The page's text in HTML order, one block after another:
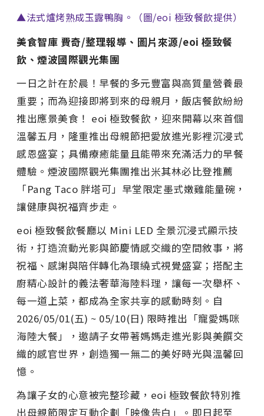
▲法式爐烤熟成玉露鴨胸。（圖/eoi 極致餐飲提供）
美食智庫 費奇/整理報導、圖片來源/eoi 極致餐
飲、煙波國際觀光集團
一日之計在於晨！早餐的多元豐富與高質量營養最
重要；而為迎接即將到來的母親月，飯店餐飲紛紛
推出應景美食！ eoi 極致餐飲，迎來開幕以來首個
溫馨五月，隆重推出母親節把愛放進光影裡沉浸式
感恩盛宴；具備療癒能量且能帶來充滿活力的早餐
體驗。煙波國際觀光集團推出米其林必比登推薦
「Pang Taco 胖塔可」早堂限定墨式嫩雞能量碗，
讓健康與祝福齊步走。
eoi 極致餐飲餐廳以 Mini LED 全景沉浸式顯示技
術，打造流動光影與節慶情感交織的空間敘事，將
祝福、感謝與陪伴轉化為環繞式視覺盛宴；搭配主
廚精心設計的義法奢華海陸料理，讓每一次舉杯、
每一道上菜，都成為全家共享的感動時刻。自
2026/05/01(五) ~ 05/10(日) 限時推出「寵愛媽咪
海陸大餐」，邀請子女帶著媽媽走進光影與美饌交
織的感官世界，創造獨一無二的美好時光與溫馨回
憶。
為讓子女的心意被完整珍藏，eoi 極致餐飲特別推
出母親節限定互動企劃「映像告白」。即日起至